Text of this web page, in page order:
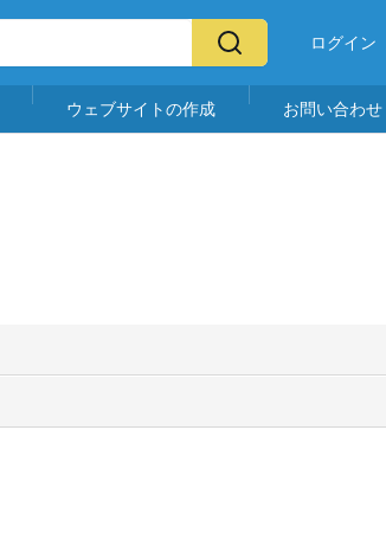
ログイン
ウェブサイトの作成 お問い合わせ